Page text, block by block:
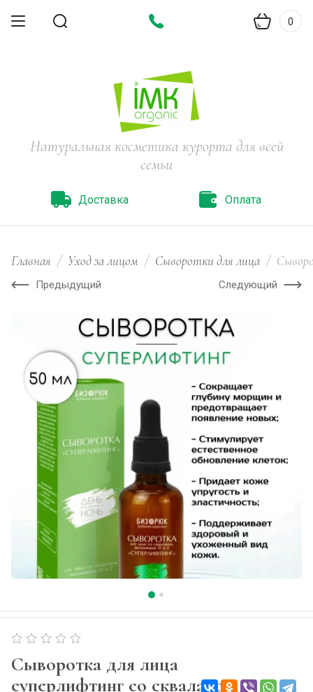
0
Натуральная косметика курорта для всей
семьи
Доставка Оплата
Главная / Уход за лицом / Сыворотки для лица /
Предыдущий Следующий
Сыворотка для лица
суперлифтинг cо скваланом